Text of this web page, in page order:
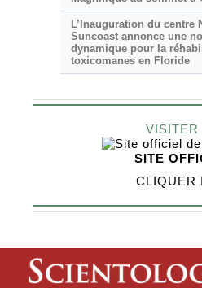
L’Inauguration du centre
Suncoast annonce une
dynamique pour la
toxicomanes en Floride
VISITER
SITE
CLIQUER